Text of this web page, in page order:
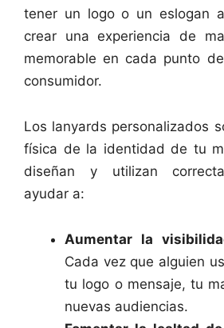
tener un logo o un eslogan
crear una experiencia de
memorable en cada punto
consumidor.
Los lanyards personalizados
física de la identidad de tu
diseñan y utilizan
ayudar a:
Aumentar la
Cada vez que alguien
tu logo o mensaje, tu
nuevas audiencias.